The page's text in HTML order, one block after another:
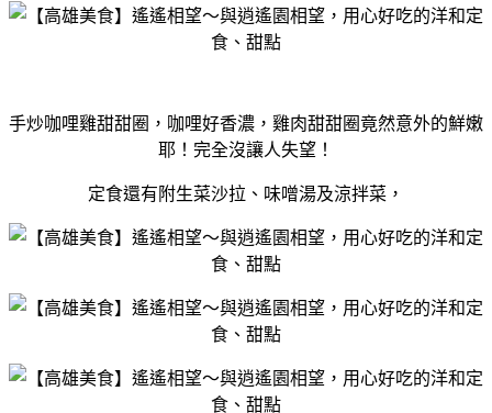
手炒咖哩雞甜甜圈，咖哩好香濃，雞肉甜甜圈竟然意外的鮮嫩
耶！完全沒讓人失望！
定食還有附生菜沙拉、味噌湯及涼拌菜，